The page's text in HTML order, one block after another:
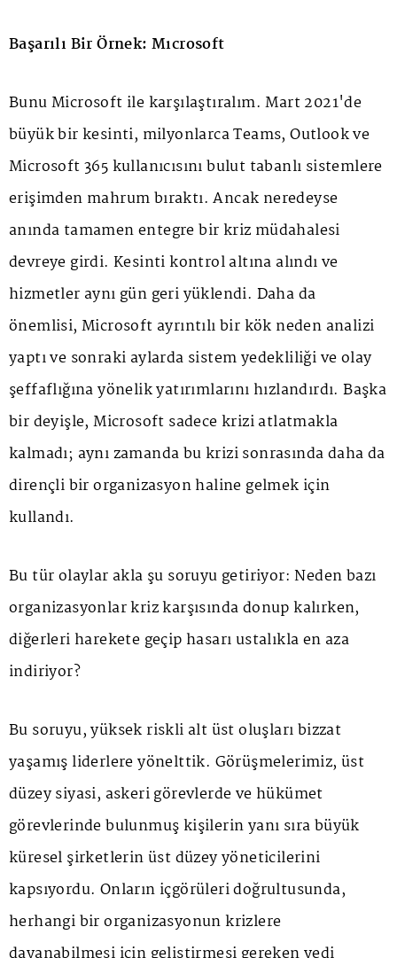
Başarılı Bir Örnek: Mıcrosoft
Bunu Microsoft ile karşılaştıralım. Mart 2021'de
büyük bir kesinti, milyonlarca Teams, Outlook ve
Microsoft 365 kullanıcısını bulut tabanlı sistemlere
erişimden mahrum bıraktı. Ancak neredeyse
anında tamamen entegre bir kriz müdahalesi
devreye girdi. Kesinti kontrol altına alındı ve
hizmetler aynı gün geri yüklendi. Daha da
önemlisi, Microsoft ayrıntılı bir kök neden analizi
yaptı ve sonraki aylarda sistem yedekliliği ve olay
şeffaflığına yönelik yatırımlarını hızlandırdı. Başka
bir deyişle, Microsoft sadece krizi atlatmakla
kalmadı; aynı zamanda bu krizi sonrasında daha da
dirençli bir organizasyon haline gelmek için
kullandı.
Bu tür olaylar akla şu soruyu getiriyor: Neden bazı
organizasyonlar kriz karşısında donup kalırken,
diğerleri harekete geçip hasarı ustalıkla en aza
indiriyor?
Bu soruyu, yüksek riskli alt üst oluşları bizzat
yaşamış liderlere yönelttik. Görüşmelerimiz, üst
düzey siyasi, askeri görevlerde ve hükümet
görevlerinde bulunmuş kişilerin yanı sıra büyük
küresel şirketlerin üst düzey yöneticilerini
kapsıyordu. Onların içgörüleri doğrultusunda,
herhangi bir organizasyonun krizlere